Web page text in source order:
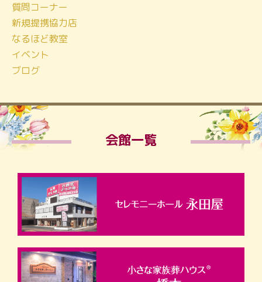
質問コーナー
新規提携協力店
なるほど教室
イベント
ブログ
会館一覧